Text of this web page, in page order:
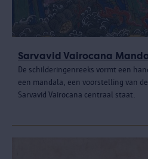
Sarvavid Vairocana
De schilderingenreeks vormt een
een mandala, een voorstelling van
Sarvavid Vairocana centraal staat.